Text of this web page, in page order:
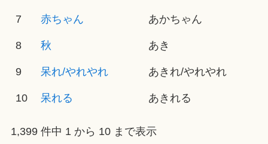
7 赤ちゃん あかちゃん
8 秋 あき
9 呆れ/やれやれ あきれ/やれやれ
10 呆れる あきれる
1,399 件中 1 から 10 まで表示